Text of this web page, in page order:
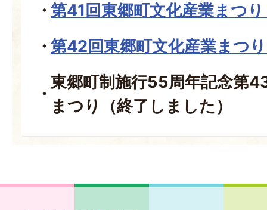
第41回東郷町文化産業まつ
第42回東郷町文化産業まつ
東郷町制施行55周年記念第
まつり（終了しました）